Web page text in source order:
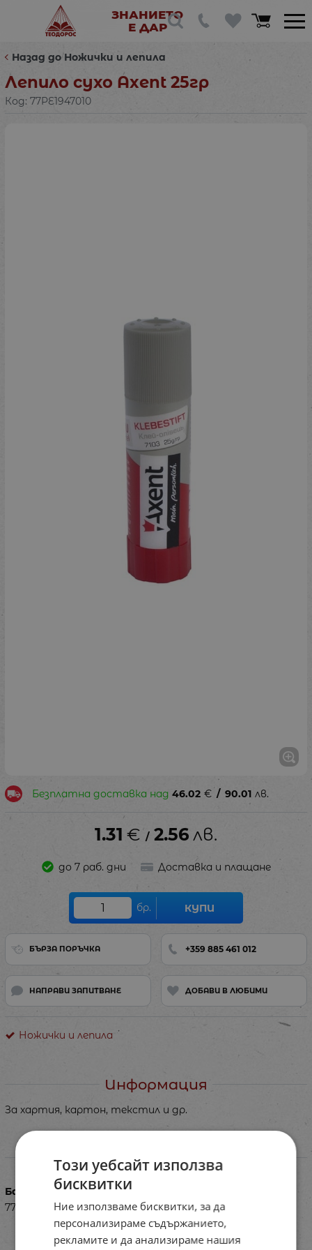
ЗНАНИЕТО
Е ДАР
Назад до Ножички и лепила
Лепило сухо Axent 25гр
Код: 77PE1947010
Безплатна доставка над 46.02 € / 90.01 лв.
1.31 € / 2.56 лв.
до 7 раб. дни Доставка и плащане
бр. КУПИ
БЪРЗА ПОРЪЧКА +359 885 461 012
НАПРАВИ ЗАПИТВАНЕ ДОБАВИ В ЛЮБИМИ
Ножички и лепила
Информация
За хартия, картон, текстил и др.
Характеристики
Баркод (ISBN, UPC, др.)
77PE1947010
Този уебсайт използва
бисквитки
Ние използваме бисквитки, за да
персонализираме съдържанието,
рекламите и да анализираме нашия